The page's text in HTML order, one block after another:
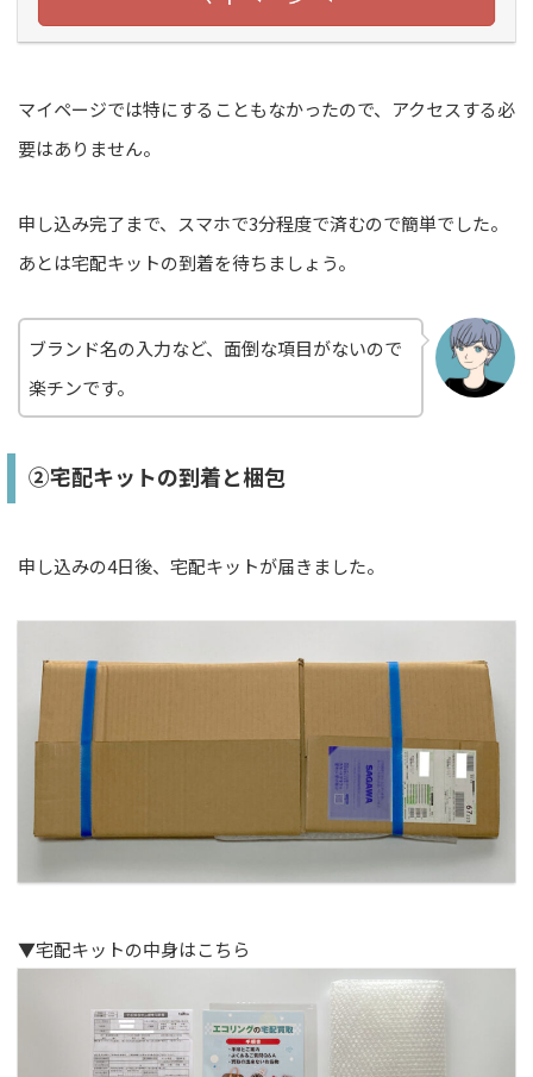
マイページでは特にすることもなかったので、アクセスする必
要はありません。
申し込み完了まで、スマホで3分程度で済むので簡単でした。
あとは宅配キットの到着を待ちましょう。
ブランド名の入力など、面倒な項目がないので
楽チンです。
②宅配キットの到着と梱包
申し込みの4日後、宅配キットが届きました。
▼宅配キットの中身はこちら